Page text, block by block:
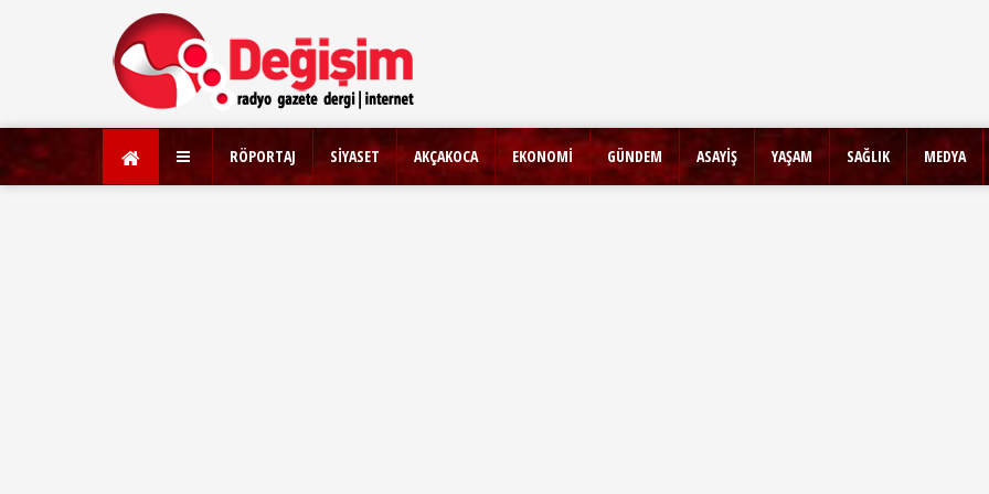
RÖPORTAJ SİYASET AKÇAKOCA EKONOMİ GÜNDEM ASAYİŞ YAŞAM SAĞLIK MEDYA